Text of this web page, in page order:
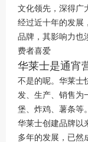
文化领先，深得广
经过近十年的发展
品牌，其影响力也
费者喜爱
华莱士是通宵
不是的呢。华莱士
发、生产、销售为
堡、炸鸡、薯条等。
华莱士创建品牌以
多年的发展，已然